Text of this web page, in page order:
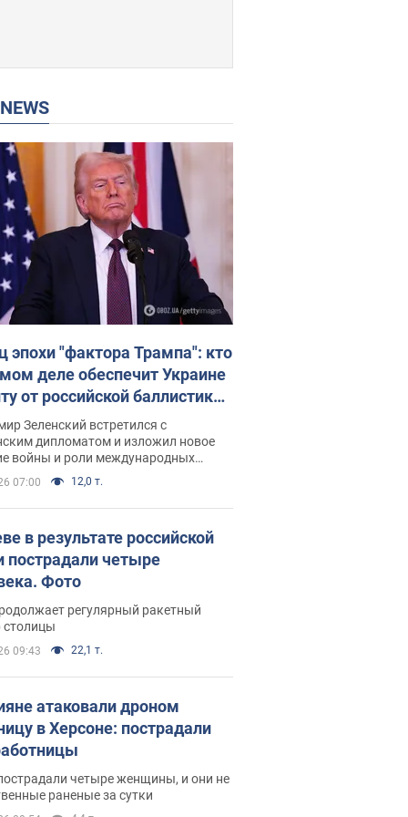
NEWS
эпохи "фактора Трампа": кто
деле обеспечит Украине
от российской баллистики.
с Безсмертным
Зеленский встретился с
дипломатом и изложил новое
войны и роли международных
в борьбе с Россией
07:00 12,0 т.
в результате российской
пострадали четыре
Фото
регулярный ракетный
столицы
09:43 22,1 т.
атаковали дроном
в Херсоне: пострадали
четыре женщины, и они не
раненые за сутки